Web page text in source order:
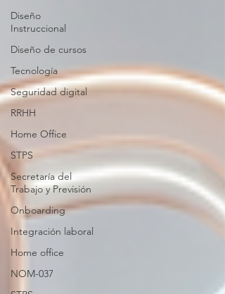
Diseño
Instruccional
Diseño de cursos
Tecnología
Seguridad digital
RRHH
Home Office
STPS
Secretaría del
Trabajo y Previsión
Onboarding
Integración laboral
Home office
NOM-037